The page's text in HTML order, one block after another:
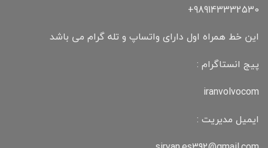
989143332530+
این خط همراه اول دارای واتساپ و تله گرام می باشد
پیج انستاگرام :
iranvolvocom
ایمیل مدیریت :